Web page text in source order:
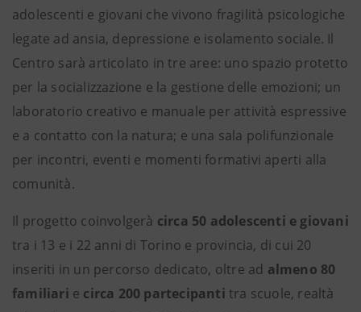
adolescenti e giovani che vivono fragilità psicologiche
legate ad ansia, depressione e isolamento sociale. Il
Centro sarà articolato in tre aree: uno spazio protetto
per la socializzazione e la gestione delle emozioni; un
laboratorio creativo e manuale per attività espressive
e a contatto con la natura; e una sala polifunzionale
per incontri, eventi e momenti formativi aperti alla
comunità.
Il progetto coinvolgerà circa 50 adolescenti e giovani
tra i 13 e i 22 anni di Torino e provincia, di cui 20
inseriti in un percorso dedicato, oltre ad almeno 80
familiari e circa 200 partecipanti tra scuole, realtà